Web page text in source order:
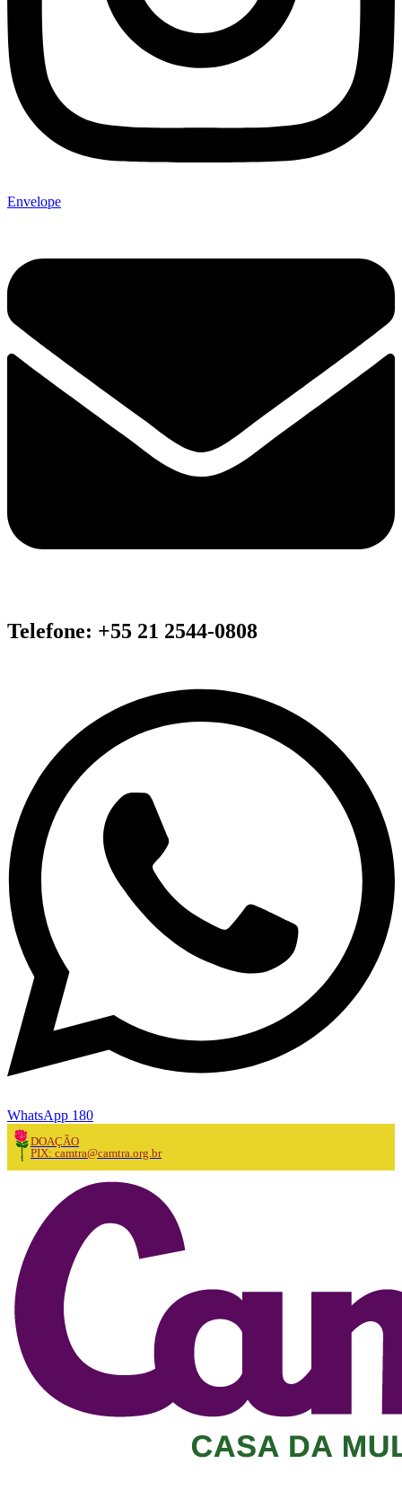
Envelope
Telefone: +55 21 2544-0808
WhatsApp 180
DOAÇÃO
PIX: camtra@camtra.org.br